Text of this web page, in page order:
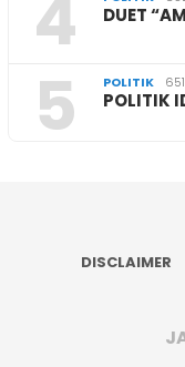
4 DUET
5 POLITIK
POLITIK
DISCLAIMER